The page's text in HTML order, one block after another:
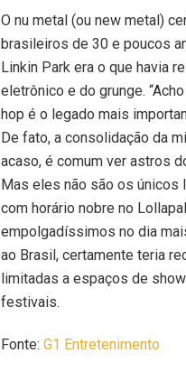
O nu metal (ou new metal)
brasileiros de 30 e poucos
Linkin Park era o que havia
eletrônico e do grunge.
hop é o legado mais
De fato, a consolidação da
acaso, é comum ver astros
Mas eles não são os
com horário nobre no
empolgadíssimos no dia
ao Brasil, certamente teria
limitadas a espaços de
festivais.
Fonte:G1 Entretenimento